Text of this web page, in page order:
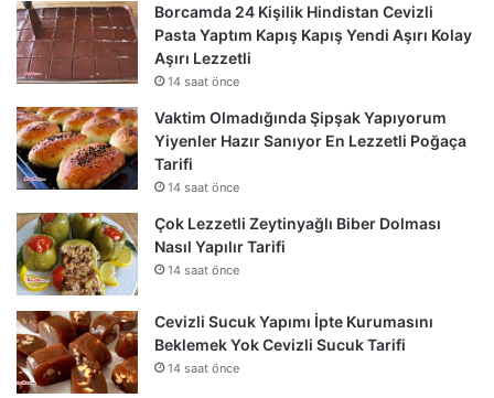
Borcamda 24 Kişilik Hindistan Cevizli
Pasta Yaptım Kapış Kapış Yendi Aşırı Kolay
Aşırı Lezzetli
14 saat önce
Vaktim Olmadığında Şipşak Yapıyorum
Yiyenler Hazır Sanıyor En Lezzetli Poğaça
Tarifi
14 saat önce
Çok Lezzetli Zeytinyağlı Biber Dolması
Nasıl Yapılır Tarifi
14 saat önce
Cevizli Sucuk Yapımı İpte Kurumasını
Beklemek Yok Cevizli Sucuk Tarifi
14 saat önce